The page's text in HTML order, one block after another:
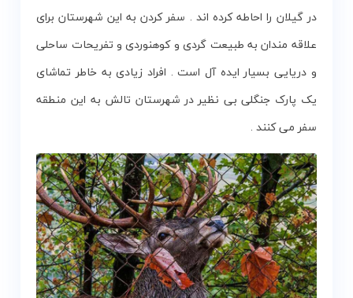
در گیلان را احاطه کرده ‌اند . سفر کردن به این شهرستان برای
علاقه مندان به طبیعت گردی و کوهنوردی و تفریحات ساحلی
و دریایی بسیار ایده ‌آل است . افراد زیادی به خاطر تماشای
یک پارک جنگلی بی نظیر در شهرستان تالش به این منطقه
سفر می کنند .
درباره
تماس